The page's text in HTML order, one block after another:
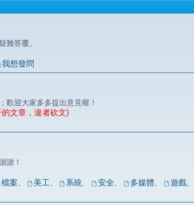
難答覆。
我想發問
歡迎大家多多提出意見喔！
文章，違者砍文)
謝！
檔案、 美工、 系統、 安全、 多媒體、 遊戲、